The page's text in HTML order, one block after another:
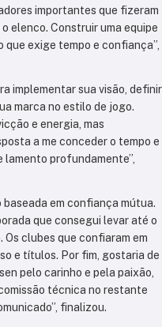
importantes que fizeram
elenco. Construir uma equipe
que exige tempo e confiança”,
implementar sua visão, definir
marca no estilo de jogo.
e energia, mas
a me conceder o tempo e
lamento profundamente”,
em confiança mútua.
que consegui levar até o
clubes que confiaram em
e títulos. Por fim, gostaria de
pelo carinho e pela paixão,
técnica no restante
finalizou.